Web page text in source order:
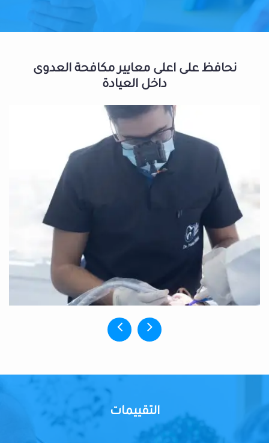
نحافظ على اعلى معايير مكافحة العدوى
داخل العيادة
التقييمات